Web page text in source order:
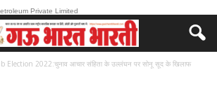
Private Limited
Election 2022:चुनाव आचार संहिता के उल्लंघन पर सोनू सूद के खिलाफ